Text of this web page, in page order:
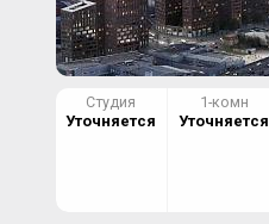
Студия
Уточняется
1-комн
Уточняется